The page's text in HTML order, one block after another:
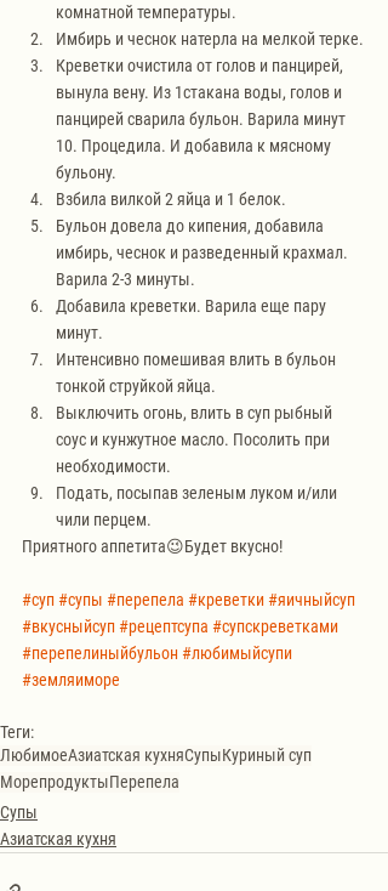
комнатной температуры.
Имбирь и чеснок натерла на мелкой терке.
Креветки очистила от голов и панцирей,
вынула вену. Из 1стакана воды, голов и
панцирей сварила бульон. Варила минут
10. Процедила. И добавила к мясному
бульону.
Взбила вилкой 2 яйца и 1 белок.
Бульон довела до кипения, добавила
имбирь, чеснок и разведенный крахмал.
Варила 2-3 минуты.
Добавила креветки. Варила еще пару
минут.
Интенсивно помешивая влить в бульон
тонкой струйкой яйца.
Выключить огонь, влить в суп рыбный
соус и кунжутное масло. Посолить при
необходимости.
Подать, посыпав зеленым луком и/или
чили перцем.
Приятного аппетита😉Будет вкусно!
#суп#супы #перепела #креветки#яичныйсуп
#вкусныйсуп#рецептсупа #супскреветками
#перепелиныйбульон#любимыйсупи
#земляиморе
Теги:
ЛюбимоеАзиатская кухняСупыКуриный суп
МорепродуктыПерепела
Супы
Азиатская кухня